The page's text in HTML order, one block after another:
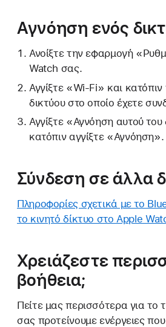
Αγνόηση ενός
Ανοίξτε την εφαρμογή
Watch σας.
Αγγίξτε «Wi-Fi» και
δικτύου στο οποίο έχετε
Αγγίξτε «Αγνόηση αυτού του
κατόπιν αγγίξτε «Αγνόηση».
Σύνδεση σε άλλα
Πληροφορίες σχετικά με το
το κινητό δίκτυο στο Apple
Χρειάζεστε
βοήθεια;
Πείτε μας περισσότερα για το
σας προτείνουμε ενέργειες